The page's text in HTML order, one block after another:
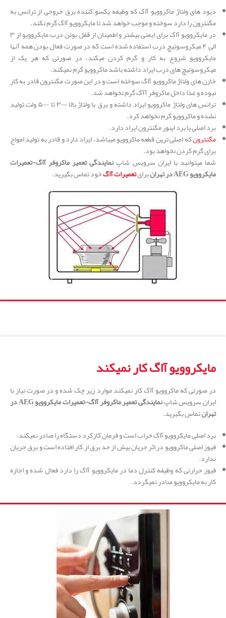
دیود های ولتاژ ماکروویو آاگ که وظیفه یکسو کننده برق خروجی از ترانس به
مگنترون را دارد سوخته و موجب خواهد شد تا مایکروویو آاگ گرم نکند.
در مایکروویو آاگ برای ایمنی بیشتر و اطمینان از قفل بوئن درب مایکروویو از ۳
الی ۴ میکروسوئیچ درب استفاده شده است که در صورت فعال بودن همه آنها
مایکروویو شروع به کار و گرم کردن میکند، در صورتی که هر یک از
میکروسوئیچ های درب ایراد داشته باشد ماکروویو گرم نمیکند.
خازن های ولتاژ ماکروویو آاگ سوخته است و در این صورت مگنترون قادر به کار
نبوده و غذا داخل ماکروفر آآگ گرم نخواهد شد.
ترانس های ولتاژ ماکروویو ایراد داشته و برق با ولتاژ بالا ۳۰۰۰ تا ۵۰۰۰ ولت تولید
نشده و ماکروویو گرم نخواهد کرد.
برد اصلی یا برد اینور مگنترون ایراد دارد.
مگنترونکه اصلی ترین قطعه ماکروویو میباشد، ایراد دارد و قادر به تولید امواج
برای گرم کردن نخواهد بود.
شما میتوانید با ایران سرویس شاپنمایندگی تعمیر ماکروفر آاگ-تعمیرات
مایکروویوAEGدر تهرانبرایتعمیرات آاگخود تماس بگیرید.
مایکروویو آاگ کار نمیکند
در صورتی که ماکروویو آاگ کار نمیکند موارد زیر چک شده و در صورت نیاز با
ایران سرویس شاپنمایندگی تعمیر ماکروفر آاگ-تعمیرات مایکروویوAEGدر
تهرانتماس بگیرید.
برد اصلی مایکروویو آاگ خراب است و فرمان کارکرد دستگاه را صادر نمیکند.
فیوز اصلی ماکروویو در اثر جریان بیش از حد برق از کار افتاده است و برق جریان
ندارد.
فیوز حرارتی که وظیفه کنترل دما در مایکروویو آاگ را دارد فعال شده و اجازه
کار به مایکروویو صادر نمیگردد.